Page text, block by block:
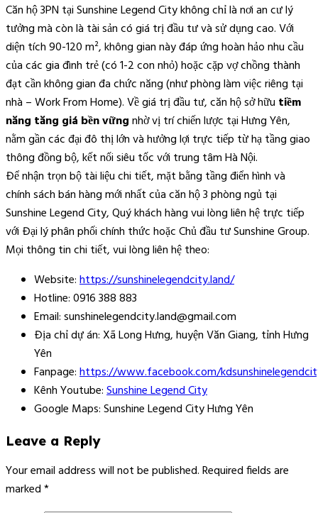
Căn hộ 3PN tại Sunshine Legend City không chỉ là nơi an cư lý
tưởng mà còn là tài sản có giá trị đầu tư và sử dụng cao. Với
diện tích 90-120 m², không gian này đáp ứng hoàn hảo nhu cầu
của các gia đình trẻ (có 1-2 con nhỏ) hoặc cặp vợ chồng thành
đạt cần không gian đa chức năng (như phòng làm việc riêng tại
nhà – Work From Home). Về giá trị đầu tư, căn hộ sở hữu tiềm
năng tăng giá bền vữngnhờ vị trí chiến lược tại Hưng Yên,
nằm gần các đại đô thị lớn và hưởng lợi trực tiếp từ hạ tầng giao
thông đồng bộ, kết nối siêu tốc với trung tâm Hà Nội.
Để nhận trọn bộ tài liệu chi tiết, mặt bằng tầng điển hình và
chính sách bán hàng mới nhất của căn hộ 3 phòng ngủ tại
Sunshine Legend City, Quý khách hàng vui lòng liên hệ trực tiếp
với Đại lý phân phối chính thức hoặc Chủ đầu tư Sunshine Group.
Mọi thông tin chi tiết, vui lòng liên hệ theo:
Website:https://sunshinelegendcity.land/
Hotline: 0916 388 883
Email: sunshinelegendcity.land@gmail.com
Địa chỉ dự án: Xã Long Hưng, huyện Văn Giang, tỉnh Hưng
Yên
Fanpage:https://www.facebook.com/
Kênh Youtube:Sunshine Legend City
Google Maps: Sunshine Legend City Hưng Yên
Leave a Reply
Your email address will not be published.Required fields are
marked*